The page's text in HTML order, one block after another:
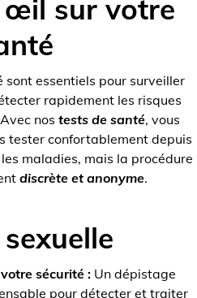
œil sur votre
essentiels pour surveiller
rapidement les risques
nos tests de santé, vous
tester confortablement depuis
maladies, mais la procédure
discrète et anonyme.
sécurité :Un dépistage
pour détecter et traiter